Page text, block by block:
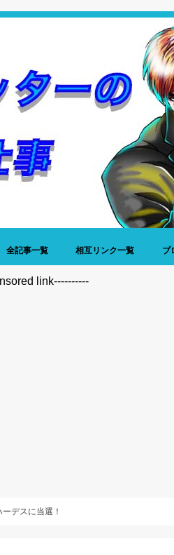
全記事一覧 相互リンク一覧 ブ
link----------
デスに当選！